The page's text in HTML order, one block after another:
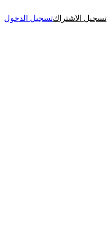
تسجيل الاشتراكتسجيل الدخول